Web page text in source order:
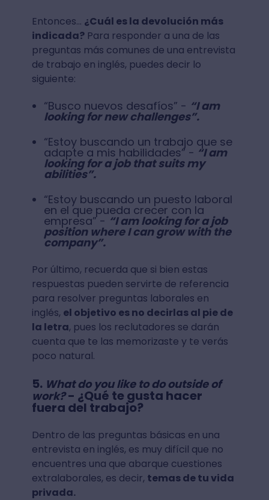
Entonces… ¿Cuál es la devolución más
indicada?Para responder a una de las
preguntas más comunes de una entrevista
de trabajo en inglés, puedes decir lo
siguiente:
“Busco nuevos desafíos” - “I am
looking for new challenges”.
“Estoy buscando un trabajo que se
adapte a mis habilidades” - “I am
looking for a job that suits my
abilities”.
“Estoy buscando un puesto laboral
en el que pueda crecer con la
empresa” - “I am looking for a job
position where I can grow with the
company”.
Por último, recuerda que si bien estas
respuestas pueden servirte de referencia
para resolver preguntas laborales en
inglés, el objetivo es no decirlas al pie de
la letra, pues los reclutadores se darán
cuenta que te las memorizaste y te verás
poco natural.
5. What do you like to do outside of
work?- ¿Qué te gusta hacer
fuera del trabajo?
Dentro de las preguntas básicas en una
entrevista en inglés, es muy difícil que no
encuentres una que abarque cuestiones
extralaborales, es decir, temas de tu vida
privada.